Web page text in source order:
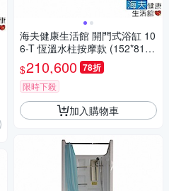
海夫健康生活館 開門式浴缸 10
6-T 恆溫水柱按摩款 (152*81*1
00cm)
$210,600 78折
限時下殺
加入購物車